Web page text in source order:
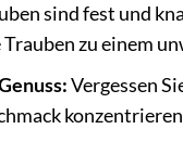
sind fest und
zu einem
Vergessen